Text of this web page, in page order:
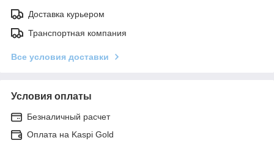
Доставка курьером
Транспортная компания
Все условия доставки
Условия оплаты
Безналичный расчет
Оплата на Kaspi Gold